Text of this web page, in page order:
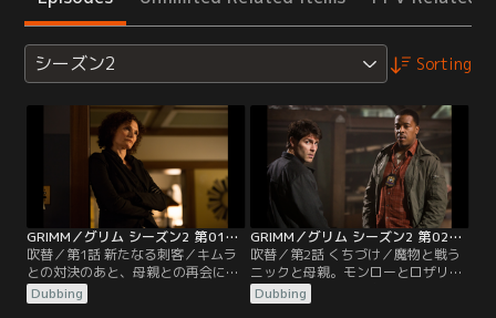
シーズン2 Sorting
GRIMM／グリム シーズン2 第01話／吹替
吹替／第1話 新たなる刺客／キムラ
との対決のあと、母親との再会に動
揺するニック。連続殺人事件から、
ニックを狙う国外の陰謀があばか
Dubbing
GRIMM／グリム シーズン2 第02話／吹替
吹替／第2話 くちづけ／魔物と戦う
ニックと母親。モンローとロザリー
はジュリエットを救おうと焦る。ジ
ュリエットの病の秘密が明かされ、
Dubbing